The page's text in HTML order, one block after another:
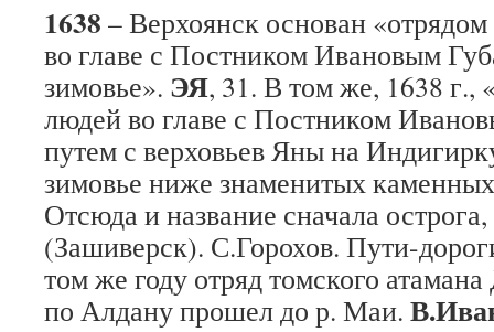
1638 – Верхоянск основан
во главе с Постником Ивановым
зимовье». ЭЯ, 31. В том же, 1638 г.,
людей во главе с Постником
путем с верховьев Яны на
зимовье ниже знаменитых
Отсюда и название сначала острога,
(Зашиверск). С.Горохов. Пути-
том же году отряд томского
по Алдану прошел до р. Маи.